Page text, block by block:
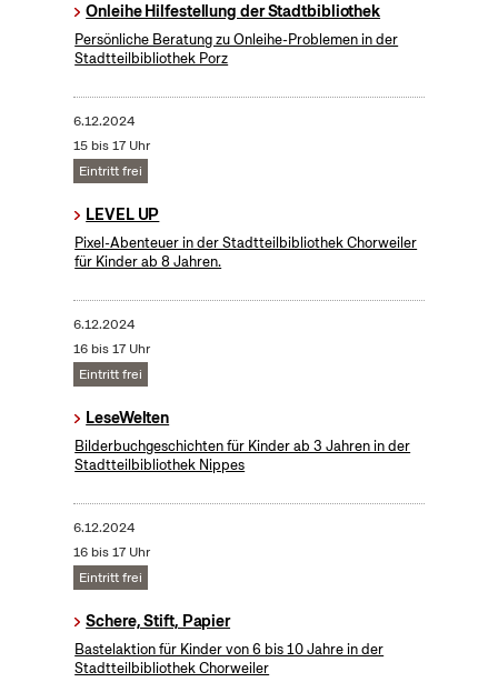
Onleihe Hilfestellung der Stadtbibliothek
Persönliche Beratung zu Onleihe-Problemen in der
Stadtteilbibliothek Porz
6.12.2024
15 bis 17 Uhr
Eintritt frei
LEVEL UP
Pixel-Abenteuer in der Stadtteilbibliothek Chorweiler
für Kinder ab 8 Jahren.
6.12.2024
16 bis 17 Uhr
Eintritt frei
LeseWelten
Bilderbuchgeschichten für Kinder ab 3 Jahren in der
Stadtteilbibliothek Nippes
6.12.2024
16 bis 17 Uhr
Eintritt frei
Schere, Stift, Papier
Bastelaktion für Kinder von 6 bis 10 Jahre in der
Stadtteilbibliothek Chorweiler